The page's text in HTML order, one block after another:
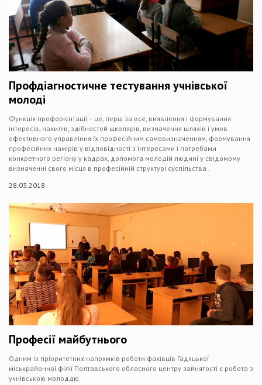
Профдіагностичне тестування учнівської
молоді
Функція профорієнтації – це, перш за все, виявлення і формування
інтересів, нахилів, здібностей школярів, визначення шляхів і умов
ефективного управління їх професійним самовизначенням, формування
професійних намірів у відповідності з інтересами і потребами
конкретного регіону у кадрах, допомога молодій людині у свідомому
визначенні свого місця в професійній структурі суспільства .
28.03.2018
Професії майбутнього
Одним із пріоритетних напрямків роботи фахівців Гадяцької
міськрайонної філії Полтавського обласного центру зайнятості є робота з
учнівською молоддю.